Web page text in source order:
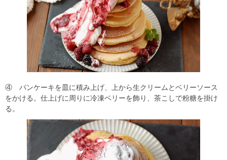
④ パンケーキを皿に積み上げ、上から生クリームとベリーソース
をかける。仕上げに周りに冷凍ベリーを飾り、茶こしで粉糖を掛け
る。